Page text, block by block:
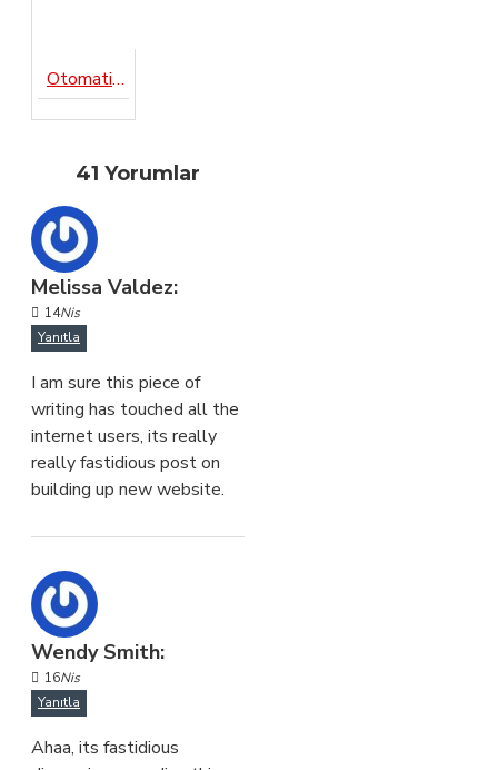
Otomatik Araba Yıkama Makinesi Dass Aqua Washer
41 Yorumlar
Melissa Valdez:
14Nis
Yanıtla
I am sure this piece of
writing has touched all the
internet users, its really
really fastidious post on
building up new website.
Wendy Smith:
16Nis
Yanıtla
Ahaa, its fastidious